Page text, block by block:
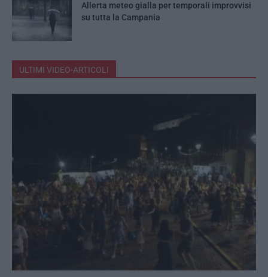
Allerta meteo gialla per temporali improvvisi
su tutta la Campania
ULTIMI VIDEO-ARTICOLI